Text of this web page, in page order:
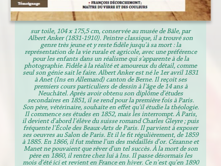
sur toile, 104 x 175,5 cm, conservée au musée de Bâle, par
Albert Anker (1831-1910). Peintre classique, il a trouvé son
genre très jeune et y reste fidèle jusqu'à sa mort : la
représentation de la vie rurale et agricole, avec une préférence
pour les enfants dans un réalisme qui s’apparente à de la
photographie. Fidèle à la réalité et amoureux du détail, comme
seul son génie sait le faire. Albert Anker est né le 1er avril 1831
à Anet (Ins en Allemand) canton de Berne. Il reçoit ses
premiers cours particuliers de dessin à l'âge de 14 ans à
Neuchâtel. Après avoir obtenu son diplôme d'études
secondaires en 1851, il se rend pour la première fois à Paris.
Son père, vétérinaire, souhaite en effet qu'il étudie la théologie.
Il commence ses études en 1852, mais les interrompt. À Paris,
il devient d'abord l'élève du suisse romand Charles Gleyre ; puis
fréquente l'École des Beaux-Arts de Paris. Il parvient à exposer
ses oeuvres au Salon de Paris. Et il le fit régulièrement, de 1859
à 1885. En 1866, il fut même l'un des médaillés d'or. Cézanne et
Manet ne pouvaient que rêver d'un tel succès. À la mort de son
père en 1860, il rentre chez lui à Ins. Il passe désormais les
mois d'été ici et revient en France en hiver. Ce n'est qu'en 1890